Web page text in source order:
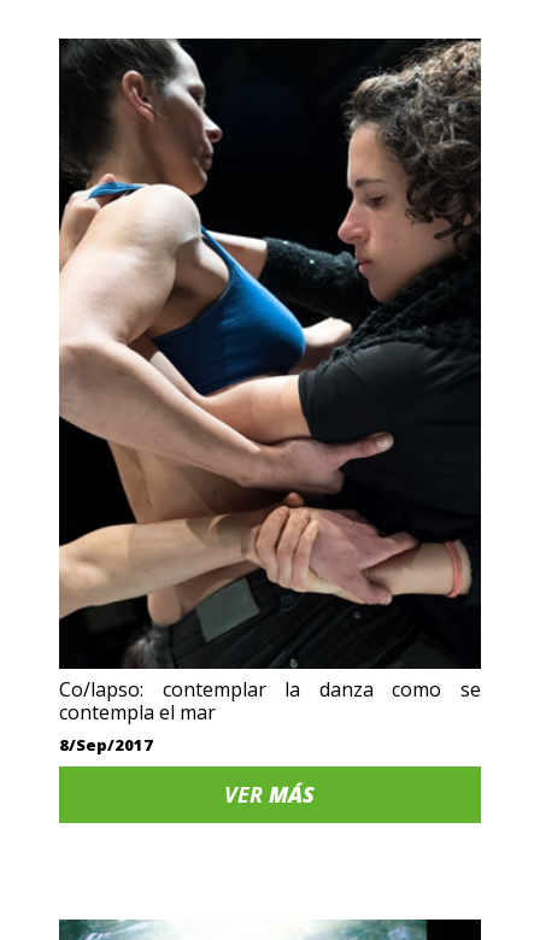
Co/lapso: contemplar la danza como se
contempla el mar
8/Sep/2017
VERMÁS